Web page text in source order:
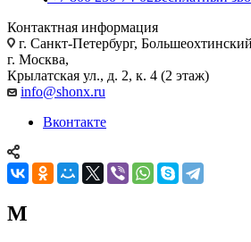
Контактная информация
г. Санкт-Петербург,
г. Москва,
Крылатская ул., д. 2, к. 4 (2 этаж)
info@shonx.ru
Вконтакте
M